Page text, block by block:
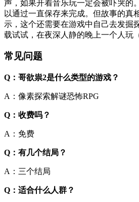
声，如果开着音乐玩一定会被吓哭的
以通过一直保存来完成。但故事的真
示，这个还需要在游戏中自己去发掘
载试试，在夜深人静的晚上一个人玩
常见问题
Q：哥欲祟2是什么类型的游戏？
A：像素探索解谜恐怖RPG
Q：收费吗？
A：免费
Q：有几个结局？
A：三个结局
Q：适合什么人群？